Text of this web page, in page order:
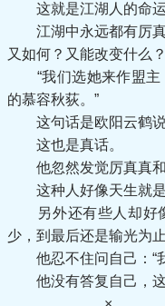
这就是江湖人的命运
江湖中永远都有厉真
又如何？又能改变什么？
“我们选她来作盟主
的慕容秋荻。”
这句话是欧阳云鹤说
这也是真话。
他忽然发觉厉真真和
这种人好像天生就是
另外还有些人却好像
少，到最后还是输光为止
他忍不住问自己：“
他没有答复自己，这